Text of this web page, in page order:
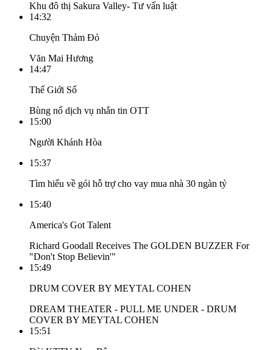
Khu đô thị Sakura Valley- Tư vấn luật
14:32
Chuyện Thảm Đỏ
Văn Mai Hương
14:47
Thế Giới Số
Bùng nổ dịch vụ nhắn tin OTT
15:00
Người Khánh Hòa
15:37
Tìm hiểu về gói hỗ trợ cho vay mua nhà 30 ngàn tỷ
15:40
America's Got Talent
Richard Goodall Receives The GOLDEN BUZZER For
"Don't Stop Believin'"
15:49
DRUM COVER BY MEYTAL COHEN
DREAM THEATER - PULL ME UNDER - DRUM
COVER BY MEYTAL COHEN
15:51